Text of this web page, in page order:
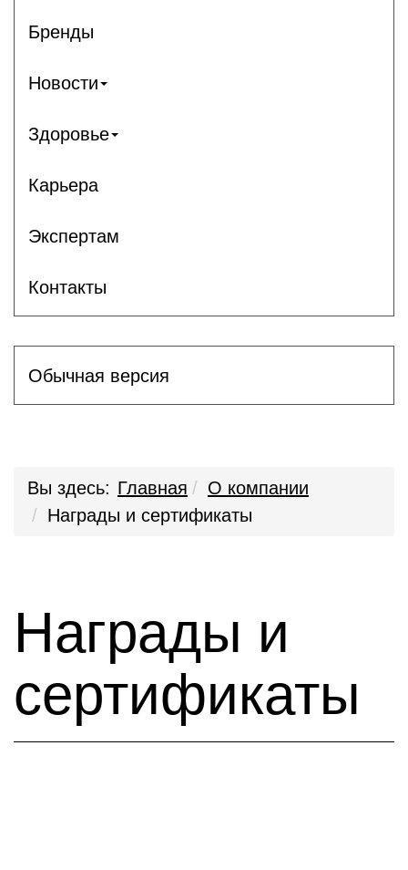
Бренды
Новости
Здоровье
Карьера
Экспертам
Контакты
Обычная версия
Вы здесь: Главная
О компании
Награды и сертификаты
Награды и
сертификаты